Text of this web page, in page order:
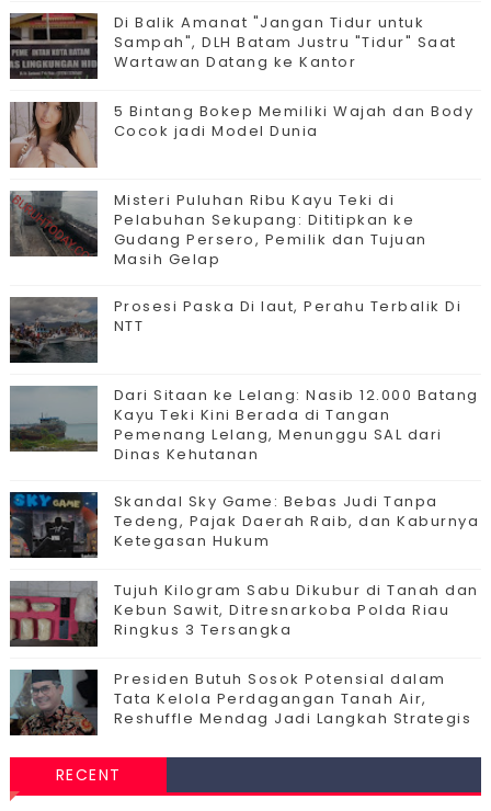
Di Balik Amanat "Jangan Tidur untuk
Sampah", DLH Batam Justru "Tidur" Saat
Wartawan Datang ke Kantor
5 Bintang Bokep Memiliki Wajah dan Body
Cocok jadi Model Dunia
Misteri Puluhan Ribu Kayu Teki di
Pelabuhan Sekupang: Dititipkan ke
Gudang Persero, Pemilik dan Tujuan
Masih Gelap
Prosesi Paska Di laut, Perahu Terbalik Di
NTT
Dari Sitaan ke Lelang: Nasib 12.000 Batang
Kayu Teki Kini Berada di Tangan
Pemenang Lelang, Menunggu SAL dari
Dinas Kehutanan
Skandal Sky Game: Bebas Judi Tanpa
Tedeng, Pajak Daerah Raib, dan Kaburnya
Ketegasan Hukum
Tujuh Kilogram Sabu Dikubur di Tanah dan
Kebun Sawit, Ditresnarkoba Polda Riau
Ringkus 3 Tersangka
Presiden Butuh Sosok Potensial dalam
Tata Kelola Perdagangan Tanah Air,
Reshuffle Mendag Jadi Langkah Strategis
RECENT